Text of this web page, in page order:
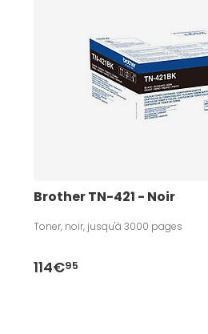
Brother TN-421 - Noir
Toner, noir, jusqu'à 3000 pages
114€95